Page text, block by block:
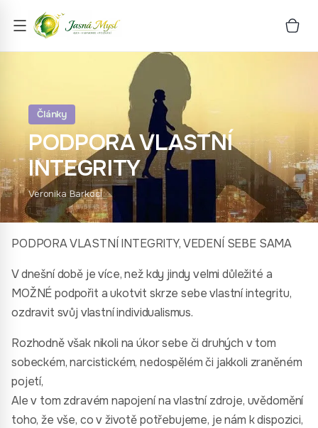
Články
PODPORA VLASTNÍ
INTEGRITY
Veronika Barkoci
PODPORA VLASTNÍ INTEGRITY, VEDENÍ SEBE SAMA
V dnešní době je více, než kdy jindy velmi důležité a
MOŽNÉ podpořit a ukotvit skrze sebe vlastní integritu,
ozdravit svůj vlastní individualismus.
Rozhodně však nikoli na úkor sebe či druhých v tom
sobeckém, narcistickém, nedospělém či jakkoli zraněném
pojetí,
Ale v tom zdravém napojení na vlastní zdroje, uvědomění
toho, že vše, co v životě potřebujeme, je nám k dispozici,